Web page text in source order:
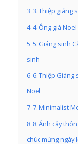
3 3. Thiệp giáng
4 4. Ông già
5 5. Giáng sinh
sinh
6 6. Thiệp Giáng
Noel
7 7. Minimalist
8 8. Ảnh cây
chúc mừng ngày